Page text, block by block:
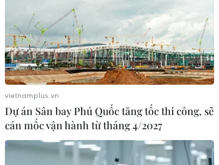
vietnamplus.vn
Dự án Sân bay Phú Quốc tăng tốc thi công, sẽ
cán mốc vận hành từ tháng 4/2027